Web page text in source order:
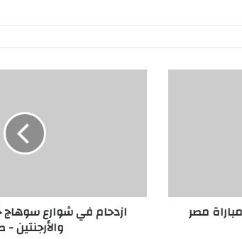
-
ازدحام في شوارع سوهاج
والأرجنتين -
مصر